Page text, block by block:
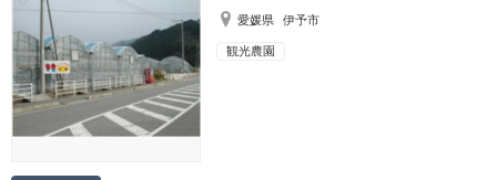
愛媛県 伊予市
観光農園